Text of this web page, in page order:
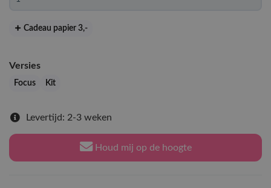
Cadeau papier 3,-
Versies
Focus Kit
Levertijd: 2-3 weken
Houd mij op de hoogte